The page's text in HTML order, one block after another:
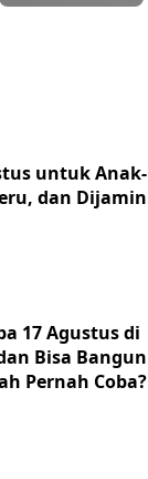
untuk Anak-
dan Dijamin
17 Agustus di
Bisa Bangun
Pernah Coba?